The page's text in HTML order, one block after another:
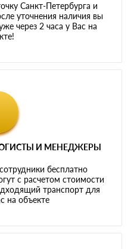
Санкт-Петербурга и
уточнения наличия вы
через 2 часа у Вас на
И МЕНЕДЖЕРЫ
бесплатно
с расчетом стоимости
транспорт для
на объекте